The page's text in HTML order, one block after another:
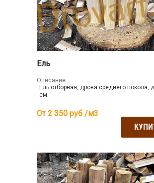
Ель
Описание:
Ель отборная, дрова среднего покола,
см.
От 2 350 руб /м3